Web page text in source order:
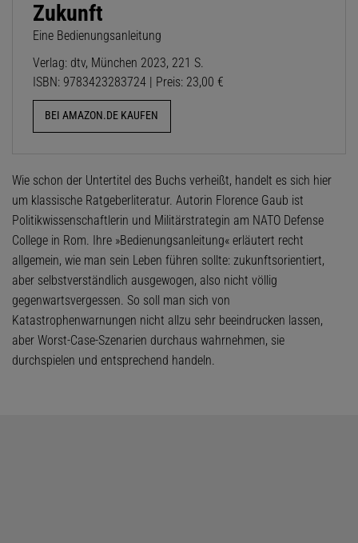
Zukunft
Eine Bedienungsanleitung
Verlag: dtv, München 2023, 221 S.
ISBN: 9783423283724 | Preis: 23,00 €
BEI AMAZON.DE KAUFEN
Wie schon der Untertitel des Buchs verheißt, handelt es sich hier
um klassische Ratgeberliteratur. Autorin Florence Gaub ist
Politikwissenschaftlerin und Militärstrategin am NATO Defense
College in Rom. Ihre »Bedienungsanleitung« erläutert recht
allgemein, wie man sein Leben führen sollte: zukunftsorientiert,
aber selbstverständlich ausgewogen, also nicht völlig
gegenwartsvergessen. So soll man sich von
Katastrophenwarnungen nicht allzu sehr beeindrucken lassen,
aber Worst-Case-Szenarien durchaus wahrnehmen, sie
durchspielen und entsprechend handeln.